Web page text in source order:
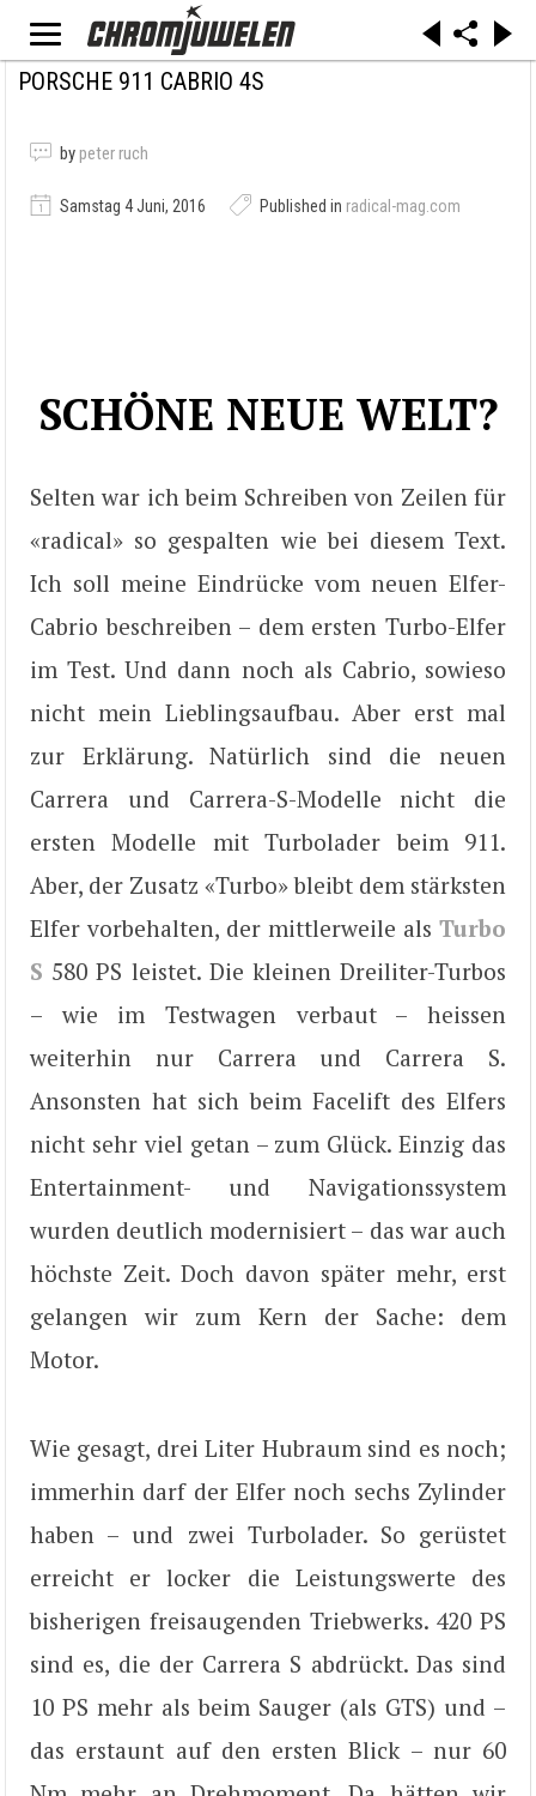
PORSCHE 911 CABRIO 4S
by peter ruch
Samstag 4 Juni, 2016 Published in radical-mag.com
SCHÖNE NEUE WELT?
Selten war ich beim Schreiben von Zeilen für
«radical» so gespalten wie bei diesem Text.
Ich soll meine Eindrücke vom neuen Elfer-
Cabrio beschreiben – dem ersten Turbo-Elfer
im Test. Und dann noch als Cabrio, sowieso
nicht mein Lieblingsaufbau. Aber erst mal
zur Erklärung. Natürlich sind die neuen
Carrera und Carrera-S-Modelle nicht die
ersten Modelle mit Turbolader beim 911.
Aber, der Zusatz «Turbo» bleibt dem stärksten
Elfer vorbehalten, der mittlerweile als Turbo
S 580 PS leistet. Die kleinen Dreiliter-Turbos
– wie im Testwagen verbaut – heissen
weiterhin nur Carrera und Carrera S.
Ansonsten hat sich beim Facelift des Elfers
nicht sehr viel getan – zum Glück. Einzig das
Entertainment- und Navigationssystem
wurden deutlich modernisiert – das war auch
höchste Zeit. Doch davon später mehr, erst
gelangen wir zum Kern der Sache: dem
Motor.
Wie gesagt, drei Liter Hubraum sind es noch;
immerhin darf der Elfer noch sechs Zylinder
haben – und zwei Turbolader. So gerüstet
erreicht er locker die Leistungswerte des
bisherigen freisaugenden Triebwerks. 420 PS
sind es, die der Carrera S abdrückt. Das sind
10 PS mehr als beim Sauger (als GTS) und –
das erstaunt auf den ersten Blick – nur 60